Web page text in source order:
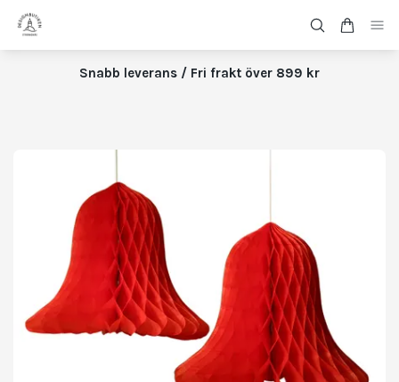
Snabb leverans / Fri frakt över 899 kr